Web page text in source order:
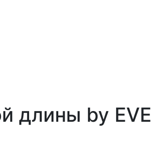
длины by EVE